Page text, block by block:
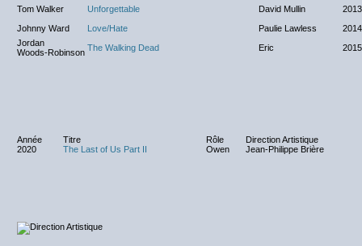
Tom Walker
Unforgettable David Mullin
2013
Johnny Ward
Love/Hate Paulie Lawless
2014
Jordan
Woods-Robinson The Walking Dead Eric
Année Titre Rôle
Direction Artistique
2020
The Last of Us Part II Owen Jean-Philippe Brière